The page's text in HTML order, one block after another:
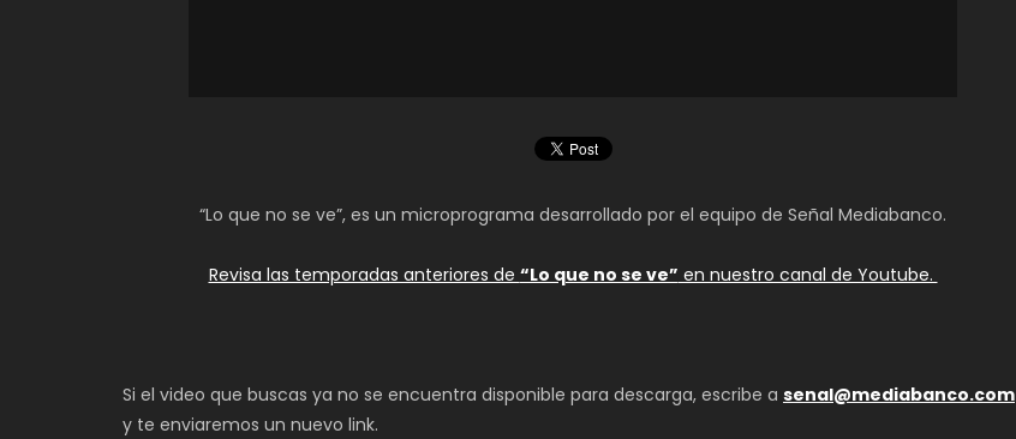
“Lo que no se ve”, es un microprograma desarrollado por el equipo de Señal Mediabanco.
Revisa las temporadas anteriores de “Lo que no se ve” en nuestro canal de Youtube.
Si el video que buscas ya no se encuentra disponible para descarga, escribe a senal@mediabanco.com
y te enviaremos un nuevo link.